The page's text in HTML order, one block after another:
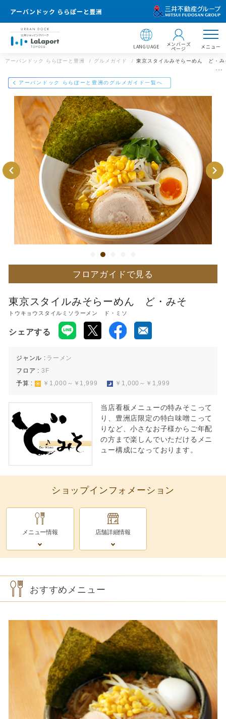
アーバンドック ららぽーと豊洲
LANGUAGE メンバーズ
ページ メニュー
アーバンドック ららぽーと豊洲
住所 ：
〒135-8614 東京都江東区豊洲2-4-9
【飲食店 営業時間】
レストラン：11:00～23:00
マリーナキッチン（フードコート）：11:00～22:00
※一部営業時間の異なる店舗がございます。
※ラストオーダーは店舗によって異なります。
アーバンドック ららぽーと豊洲のWEBサイト
店舗情報
東京スタイルみそらーめん ど・みそ
アーバンドック ららぽーと豊洲
東京都江東区豊洲2-4-9
https://mitsui-shopping-park.com/gourmet/lalaport/toyosu/g001
5000000032030/
メールで送る Facebookでシェア LINEで送る
アーバンドック ららぽーと豊洲 グルメガイド 東京スタイルみそらーめん ど・み
アーバンドック ららぽーと豊洲のグルメガイド一覧へ
フロアガイドで見る
東京スタイルみそらーめん ど・みそ
トウキョウスタイルミソラーメン ド・ミソ
シェアする
ジャンル : ラーメン
フロア : 3F
予算 :
￥1,000～￥1,999 ￥1,000～￥1,999
当店看板メニューの特みそこって
り、豊洲店限定の特白味噌こって
りなど、小さなお子様からご年配
の方まで楽しんでいただけるメニ
ュー構成になっております。
ショップインフォメーション
メニュー情報 店舗詳細情報
おすすめメニュー